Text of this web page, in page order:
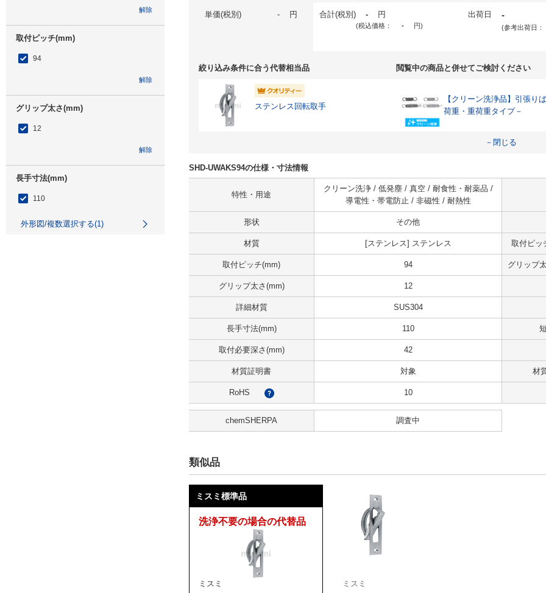
解除
取付ピッチ(mm)
94
解除
グリップ太さ(mm)
12
解除
長手寸法(mm)
110
外形図/複数選択する(1)
単価(税別) - 円 合計(税別) - 円
(税込価格： - 円)
出荷日 -
(参考出荷日：
絞り込み条件に合う代替相当品
ステンレス回転取手
閲覧中の商品と併せてご検討ください
【クリーン洗浄品】引張
荷重・重荷重タイプ－
－閉じる
SHD-UWAKS94の仕様・寸法情報
特性・用途
クリーン洗浄 / 低発塵 / 真空 / 耐食性・耐薬品 /
導電性・帯電防止 / 非磁性 / 耐熱性
形状 その他
材質 [ステンレス] ステンレス 取付ピッ
取付ピッチ(mm) 94 グリップ
グリップ太さ(mm) 12
詳細材質 SUS304
長手寸法(mm) 110
取付必要深さ(mm) 42
材質証明書 対象 材
RoHS ? 10
chemSHERPA 調査中
類似品
ミスミ標準品
洗浄不要の場合の代替品
ミスミ
ミスミ